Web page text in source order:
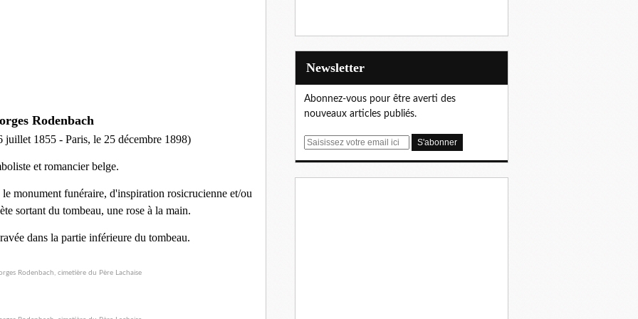
Rodenbach
1855 - Paris, le 25 décembre 1898)
et romancier belge.
monument funéraire, d'inspiration rosicrucienne et/ou
sortant du tombeau, une rose à la main.
dans la partie inférieure du tombeau.
Newsletter
Abonnez-vous pour être averti des
nouveaux articles publiés.
E